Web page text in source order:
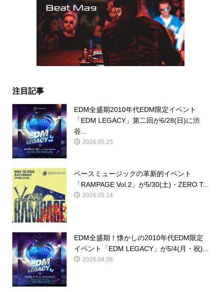
注目記事
EDM全盛期2010年代EDM限定イベント
「EDM LEGACY」第二回が6/28(日)に渋
谷...
2026.05.25
ベースミュージックの革新的イベント
「RAMPAGE Vol.2」が5/30(土)・ZERO T...
2026.05.14
EDM全盛期！懐かしの2010年代EDM限定
イベント「EDM LEGACY」が5/4(月・祝)...
2026.04.08